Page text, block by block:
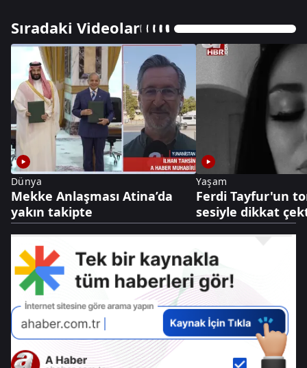
Sıradaki Videolar
Dünya
Mekke Anlaşması Atina’da
yakın takipte
Yaşam
Ferdi Tayfur'un
sesiyle dikkat